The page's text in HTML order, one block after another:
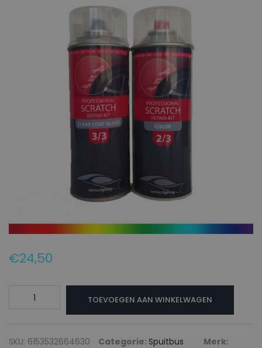
€24,50
JAGUAR
Blanke
TOEVOEGEN AAN WINKELWAGEN
SKU: 6153532664630 Categorie: Spuitbus
Merk: